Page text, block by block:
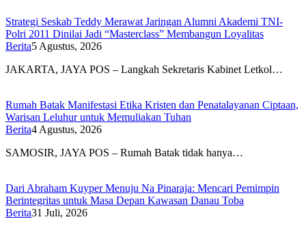
Strategi Seskab Teddy Merawat Jaringan Alumni Akademi TNI-
Polri 2011 Dinilai Jadi “Masterclass” Membangun Loyalitas
Berita5 Agustus, 2026
JAKARTA, JAYA POS – Langkah Sekretaris Kabinet Letkol…
Rumah Batak Manifestasi Etika Kristen dan Penatalayanan Ciptaan,
Warisan Leluhur untuk Memuliakan Tuhan
Berita4 Agustus, 2026
SAMOSIR, JAYA POS – Rumah Batak tidak hanya…
Dari Abraham Kuyper Menuju Na Pinaraja: Mencari Pemimpin
Berintegritas untuk Masa Depan Kawasan Danau Toba
Berita31 Juli, 2026